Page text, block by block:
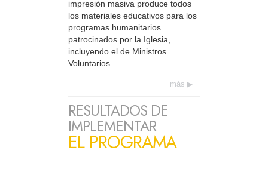
impresión masiva produce todos
los materiales educativos para los
programas humanitarios
patrocinados por la Iglesia,
incluyendo el de Ministros
Voluntarios.
más
RESULTADOS DE
IMPLEMENTAR
EL PROGRAMA